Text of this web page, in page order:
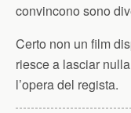
convincono sono
Certo non un film
riesce a lasciar
l’opera del regista.